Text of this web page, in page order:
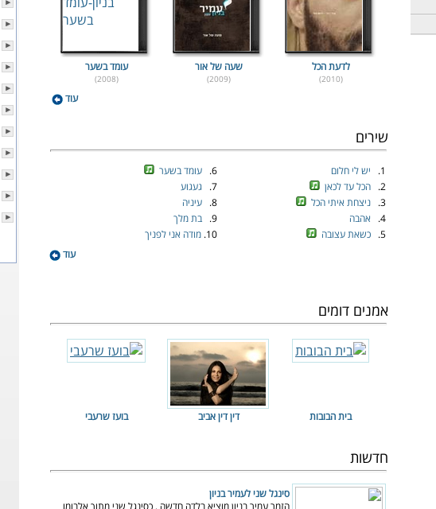
לדעת הכל
(2010)
שעה של אור
(2009)
עומד בשער
(2008)
עוד
שירים
1.
יש לי חלום
2.
הכל עד לכאן
3.
ניצחת איתי הכל
4.
אהבה
5.
כשאת עצובה
6.
עומד בשער
7.
געגוע
8.
עיניה
9.
בת מלך
10. מודה אני לפניך
עוד
אמנים דומים
בית הבובות דין דין אביב בועז שרעבי
חדשות
סינגל שני לעמיר בניון
הזמר עמיר בניון מוציא בלדה חדשה , כסינגל שני מתוך אלבומו